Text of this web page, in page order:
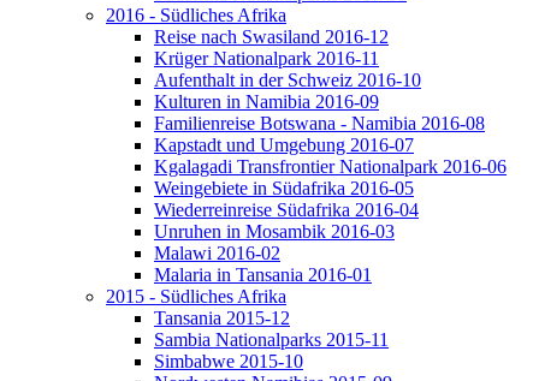
2016 - Südliches Afrika
Reise nach Swasiland 2016-12
Krüger Nationalpark 2016-11
Aufenthalt in der Schweiz 2016-10
Kulturen in Namibia 2016-09
Familienreise Botswana - Namibia 2016-08
Kapstadt und Umgebung 2016-07
Kgalagadi Transfrontier Nationalpark 2016-06
Weingebiete in Südafrika 2016-05
Wiederreinreise Südafrika 2016-04
Unruhen in Mosambik 2016-03
Malawi 2016-02
Malaria in Tansania 2016-01
2015 - Südliches Afrika
Tansania 2015-12
Sambia Nationalparks 2015-11
Simbabwe 2015-10